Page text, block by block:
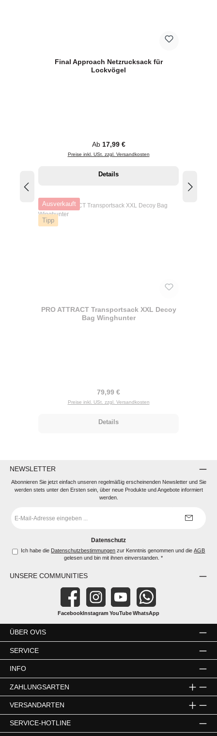
Final Approach Netzrucksack für
Lockvögel
Regulärer Preis:
Ab 17,99 €
Preise inkl. USt. zzgl. Versandkosten
Details
Ausverkauft
Tipp
PRO ATTRACT Transportsack XXL Decoy
Bag Winghunter
Regulärer Preis:
79,99 €
Preise inkl. USt. zzgl. Versandkosten
Details
NEWSLETTER
Abonnieren Sie jetzt einfach unseren regelmäßig erscheinenden Newsletter und Sie
werden stets unter den Ersten sein, über neue Produkte und Angebote informiert
werden.
Mail-
Datenschutz
Ich habe die Datenschutzbestimmungen zur Kenntnis genommen und dieAGB
gelesen und bin mit ihnen einverstanden. *
UNSERE COMMUNITIES
FacebookInstagram YouTubeWhatsApp
ÜBER OVIS
SERVICE
INFO
ZAHLUNGSARTEN
VERSANDARTEN
SERVICE-HOTLINE